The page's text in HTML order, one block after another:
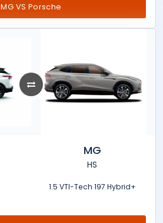
MG VS Porsche
MG
HS
1.5 VTI-Tech 197 Hybrid+